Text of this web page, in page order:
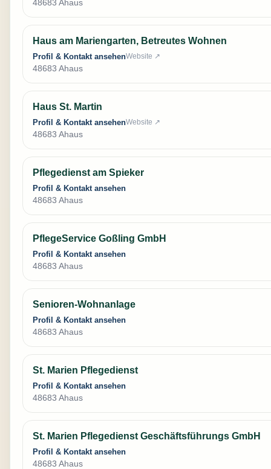
48683 Ahaus
Haus am Mariengarten, Betreutes Wohnen
Profil & Kontakt ansehenWebsite ↗
48683 Ahaus
Haus St. Martin
Profil & Kontakt ansehenWebsite ↗
48683 Ahaus
Pflegedienst am Spieker
Profil & Kontakt ansehen
48683 Ahaus
PflegeService Goßling GmbH
Profil & Kontakt ansehen
48683 Ahaus
Senioren-Wohnanlage
Profil & Kontakt ansehen
48683 Ahaus
St. Marien Pflegedienst
Profil & Kontakt ansehen
48683 Ahaus
St. Marien Pflegedienst Geschäftsführungs GmbH
Profil & Kontakt ansehen
48683 Ahaus